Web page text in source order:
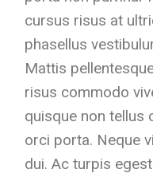
cursus risus at
phasellus
Mattis
risus commodo
quisque non tellus
orci porta. Neque
dui. Ac turpis